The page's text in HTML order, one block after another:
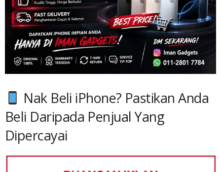
Nak Beli iPhone? Pastikan Anda
Beli Daripada Penjual Yang
Dipercayai